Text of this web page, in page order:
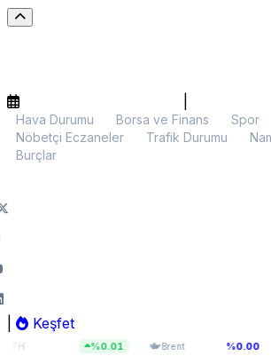
Hava Durumu Borsa ve Finans
Spor
Nöbetçi Eczaneler
Trafik Durumu
Burçlar
Keşfet
Brent$83,55 %0.00 BIST 100